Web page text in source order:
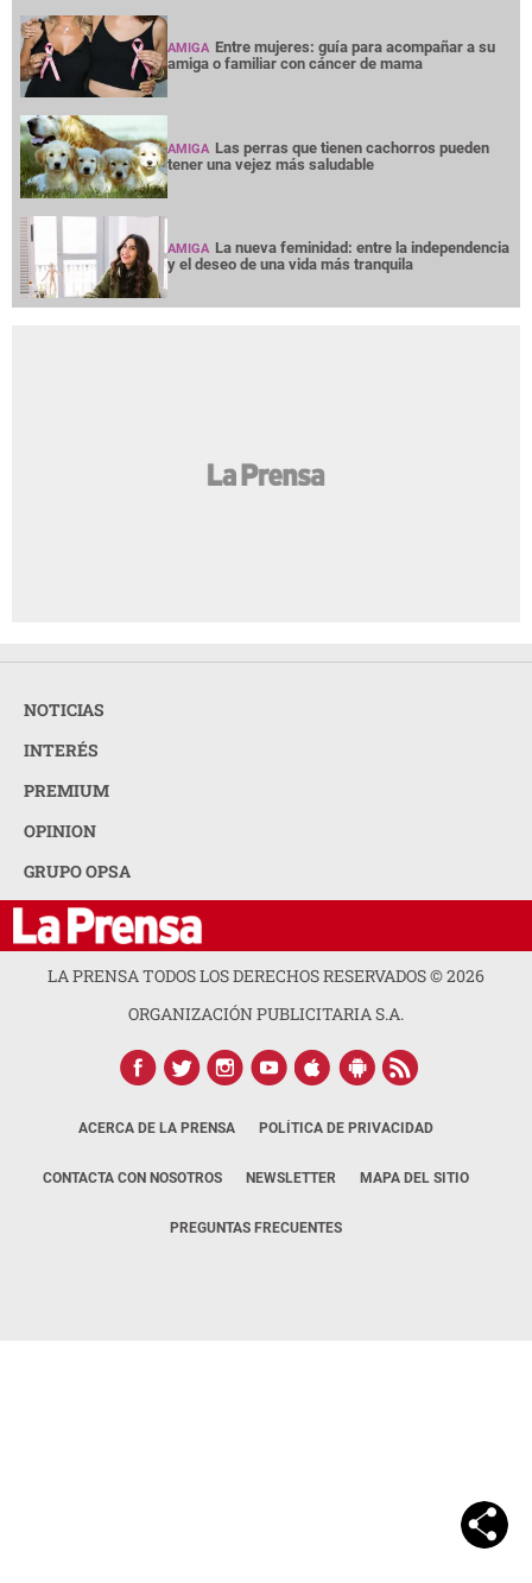
AMIGA Entre mujeres: guía para acompañar a su
amiga o familiar con cáncer de mama
AMIGA Las perras que tienen cachorros pueden
tener una vejez más saludable
AMIGA La nueva feminidad: entre la independencia
y el deseo de una vida más tranquila
NOTICIAS
INTERÉS
PREMIUM
OPINION
GRUPO OPSA
LA PRENSA TODOS LOS DERECHOS RESERVADOS ©2026
ORGANIZACIÓN PUBLICITARIA S.A.
ACERCA DE LA PRENSA POLÍTICA DE PRIVACIDAD
CONTACTA CON NOSOTROS NEWSLETTER MAPA DEL SITIO
PREGUNTAS FRECUENTES